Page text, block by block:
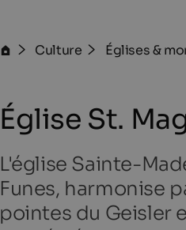
Culture Églises &
Église St.
L'église Sainte-
Funes, harmonise
pointes du Geisler